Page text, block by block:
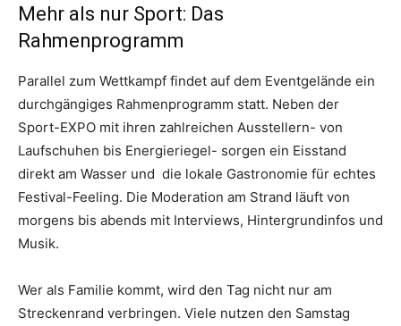
Mehr als nur Sport: Das
Rahmenprogramm
Parallel zum Wettkampf findet auf dem Eventgelände ein
durchgängiges Rahmenprogramm statt. Neben der
Sport-EXPO mit ihren zahlreichen Ausstellern- von
Laufschuhen bis Energieriegel- sorgen ein Eisstand
direkt am Wasser und die lokale Gastronomie für echtes
Festival-Feeling. Die Moderation am Strand läuft von
morgens bis abends mit Interviews, Hintergrund­infos und
Musik.
Wer als Familie kommt, wird den Tag nicht nur am
Streckenrand verbringen. Viele nutzen den Samstag